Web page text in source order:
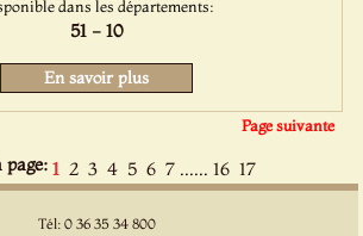
dans les départements:
51 - 10
En savoir plus
Page suivante
1 2 3 4 5 6 7 ...... 16 17
Tél: 0 36 35 34 800